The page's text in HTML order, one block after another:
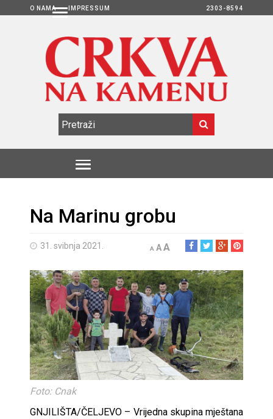
O NAMA IMPRESSUM 2303-8594
Na Marinu grobu
31. svibnja 2021. A AA
Foto: Cnak
GNJILIŠTA/ČELJEVO – Vrijedna skupina mještana